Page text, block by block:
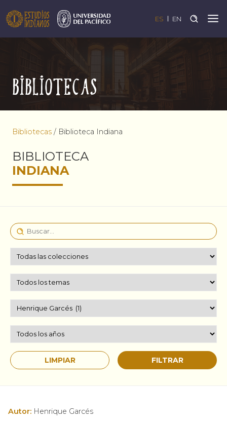
ES EN
Bibliotecas
Bibliotecas / Biblioteca Indiana
BIBLIOTECA
INDIANA
Autor: Henrique Garcés